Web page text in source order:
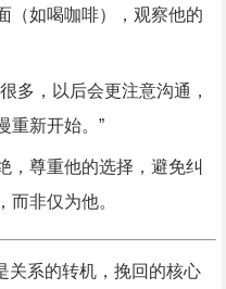
（如喝咖啡），观察他的
多，以后会更注意沟通，
重新开始。”
，尊重他的选择，避免纠
而非仅为他。
关系的转机，挽回的核心